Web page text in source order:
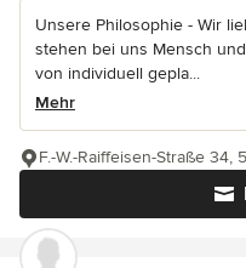
Unsere Philosophie - Wir
stehen bei uns Mensch
von individuell gepla...
Mehr
F.-W.-Raiffeisen-Straße 34,